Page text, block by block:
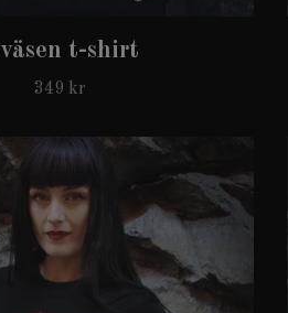
t-shirt
349 kr